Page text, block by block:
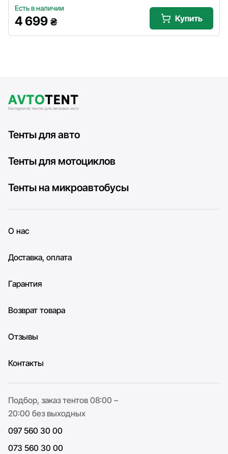
Есть в наличии
4 699 ₴ Купить
Тенты для авто
Тенты для мотоциклов
Тенты на микроавтобусы
О нас
Доставка, оплата
Гарантия
Возврат товара
Отзывы
Контакты
Подбор, заказ тентов 08:00 –
20:00 без выходных
097 560 30 00
073 560 30 00